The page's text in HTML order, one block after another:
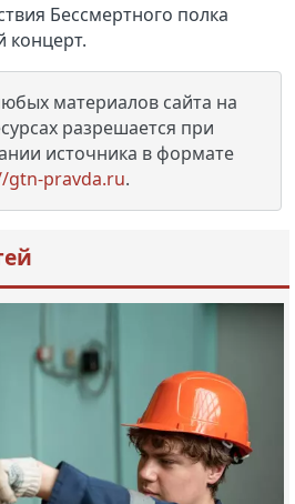
Бессмертного полка
концерт.
материалов сайта на
разрешается при
источника в формате
gtn-pravda.ru.